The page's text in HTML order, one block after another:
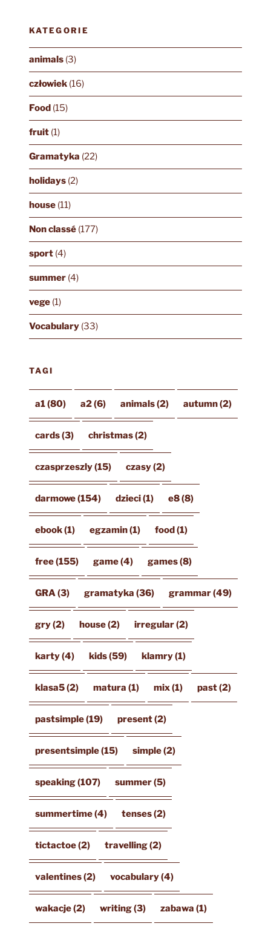
KATEGORIE
animals(3)
człowiek(16)
Food (15)
fruit(1)
Gramatyka (22)
holidays(2)
house(11)
Non classé(177)
sport(4)
summer(4)
vege(1)
Vocabulary(33)
TAGI
a1(80) a2(6) animals(2) autumn(2)
cards(3) christmas(2)
czasprzeszly(15) czasy(2)
darmowe(154) dzieci(1) e8(8)
ebook(1) egzamin(1) food(1)
free(155) game(4) games(8)
GRA(3) gramatyka (36) grammar(49)
gry(2) house(2) irregular(2)
karty(4) kids(59) klamry(1)
klasa5(2) matura (1) mix(1) past(2)
pastsimple(19) present(2)
presentsimple(15) simple(2)
speaking(107) summer(5)
summertime(4) tenses(2)
tictactoe(2) travelling(2)
valentines(2) vocabulary(4)
wakacje(2) writing(3) zabawa (1)